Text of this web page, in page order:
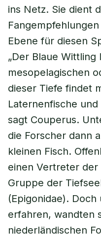
ins Netz. Sie dient
Ebene für diesen
„Der Blaue
mesopelagischen
dieser Tiefe findet
Laternenfische und
sagt Couperus.
die Forscher dann
kleinen Fisch.
einen Vertreter
Gruppe der
(Epigonidae).
erfahren, wandten
niederländischen